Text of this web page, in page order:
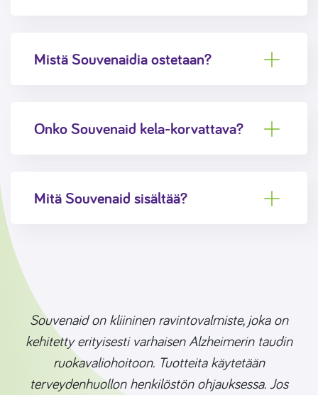
Mistä Souvenaidia ostetaan?
Onko Souvenaid kela-korvattava?
Mitä Souvenaid sisältää?
Souvenaid on kliininen ravintovalmiste, joka on
kehitetty erityisesti varhaisen Alzheimerin taudin
ruokavaliohoitoon. Tuotteita käytetään
terveydenhuollon henkilöstön ohjauksessa. Jos